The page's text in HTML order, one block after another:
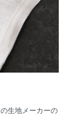
生地メーカーの